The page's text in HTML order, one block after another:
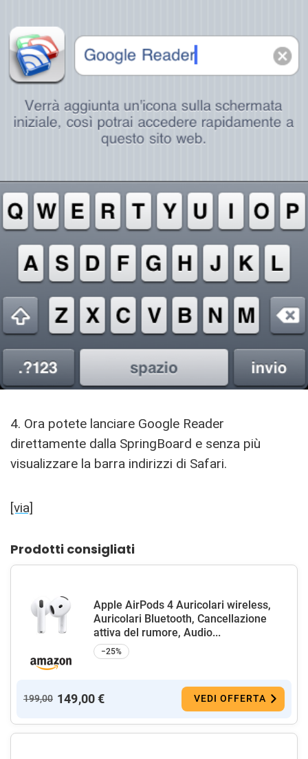
4. Ora potete lanciare Google Reader
direttamente dalla SpringBoard e senza più
visualizzare la barra indirizzi di Safari.
[via]
Prodotti consigliati
Apple AirPods 4 Auricolari wireless,
Auricolari Bluetooth, Cancellazione
attiva del rumore, Audio...
−25%
199,00 149,00 € VEDI OFFERTA